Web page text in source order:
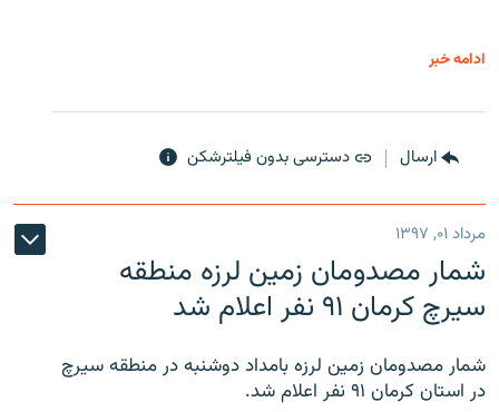
ادامه خبر
ارسال دسترسی بدون فیلترشکن
مرداد ۰۱, ۱۳۹۷
شمار مصدومان زمین لرزه منطقه
سیرچ کرمان ۹۱ نفر اعلام شد
شمار مصدومان زمین لرزه بامداد دوشنبه در منطقه سیرچ
در استان کرمان ۹۱ نفر اعلام شد.